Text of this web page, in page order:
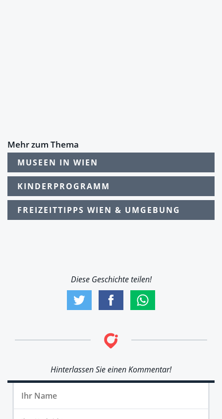
Mehr zum Thema
MUSEEN IN WIEN
KINDERPROGRAMM
FREIZEITTIPPS WIEN & UMGEBUNG
Diese Geschichte teilen!
Hinterlassen Sie einen Kommentar!